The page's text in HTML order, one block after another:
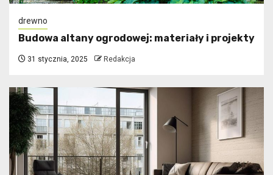
drewno
Budowa altany ogrodowej: materiały i projekty
31 stycznia, 2025 Redakcja